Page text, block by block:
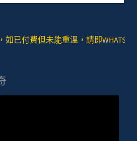
費但未能重溫，請即WHATSAPP或者